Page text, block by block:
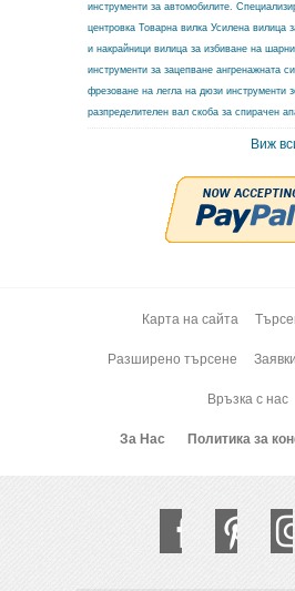
инструменти за автомобилите.
центровка Товарна вилка Усилена вилица
и накрайници вилица за избиване на
инструменти за зацепване ангренажната
фрезоване на легла на дюзи инструменти
разпределителен вал скоба за спирачен
Виж
Карта на сайта
Разширено търсене
Връзка с нас
За Нас Политика за